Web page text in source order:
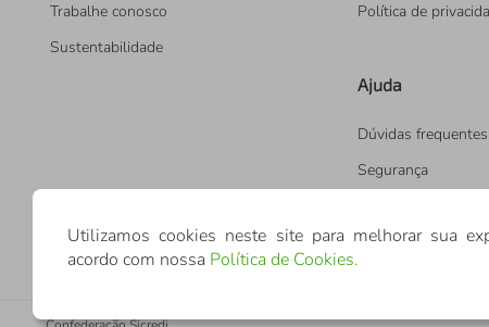
Trabalhe conosco
Sustentabilidade
Política de
Ajuda
Dúvidas frequentes
Segurança
Utilizamos cookies neste site para melhorar sua
acordo com nossa Política de Cookies.